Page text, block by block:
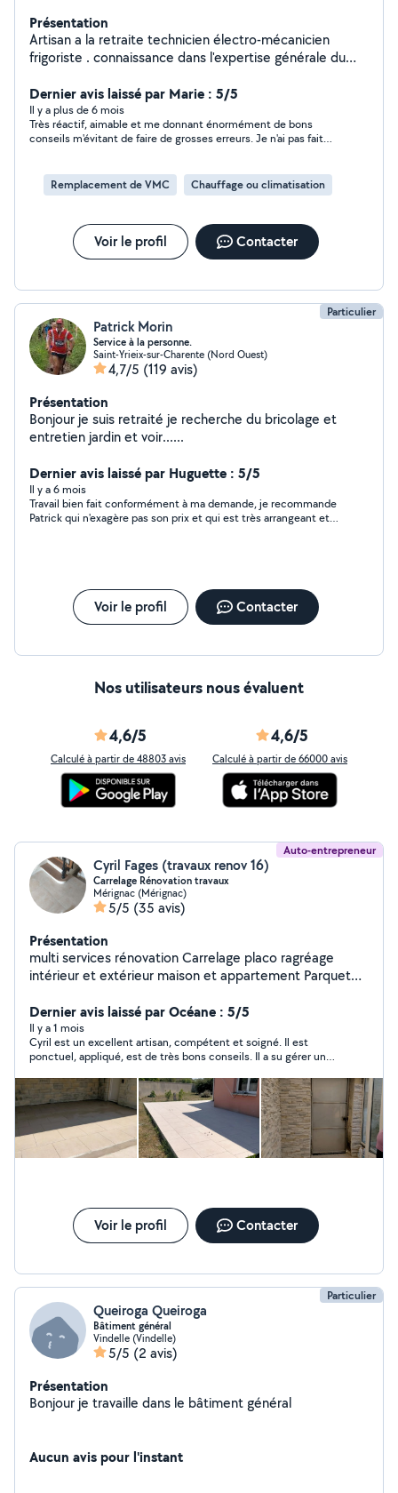
Présentation
Artisan a la retraite technicien électro-mécanicien
frigoriste . connaissance dans l'expertise générale du
Dernier avis laissé par Marie : 5/5
Il y a plus de 6 mois
Très réactif, aimable et me donnant énormément de bons
conseils m'évitant de faire de grosses erreurs. Je n'ai pas fait
Loup!Remplacement de VMC Chauffage ou climatisation
Voir le profil Contacter
Particulier
Patrick Morin
Service à la personne.
Saint-Yrieix-sur-Charente (Nord Ouest)
4,7/5 (119 avis)
Présentation
Bonjour je suis retraité je recherche du bricolage et
entretien jardin et voir......
Dernier avis laissé par Huguette : 5/5
Il y a 6 mois
Travail bien fait conformément à ma demande, je recommande
Patrick qui n'exagère pas son prix et qui est très arrangeant et
Voir le profil Contacter
Nos utilisateurs nous évaluent
4,6/5
Calculé à partir de 48803 avis
4,6/5
Calculé à partir de 66000 avis
Auto-entrepreneur
Cyril Fages (travaux renov 16)
Carrelage Rénovation travaux
Mérignac (Mérignac)
5/5 (35 avis)
Présentation
multi services rénovation Carrelage placo ragréage
intérieur et extérieur maison et appartement Parquet
projets
Dernier avis laissé par Océane : 5/5
Il y a 1 mois
Cyril est un excellent artisan, compétent et soigné. Il est
ponctuel, appliqué, est de très bons conseils. Il a su gérer un
conditions climatiques. Nous referons appel à lui, c'est sûr !
Merci encore pour cet excellent travail ! On adore ;) Océane et
Sylvie
Voir le profil Contacter
Particulier
Queiroga Queiroga
Bâtiment général
Vindelle (Vindelle)
5/5 (2 avis)
Présentation
Bonjour je travaille dans le bâtiment général
Aucun avis pour l'instant